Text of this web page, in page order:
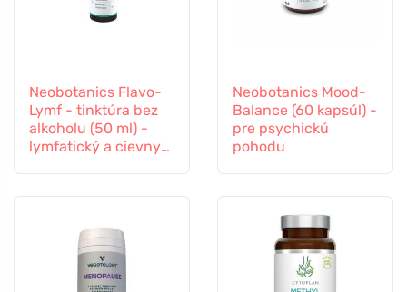
Neobotanics Flavo-
Lymf - tinktúra bez
alkoholu (50 ml) -
lymfatický a cievny
Neobotanics Mood-
Balance (60 kapsúl) -
pre psychickú
pohodu